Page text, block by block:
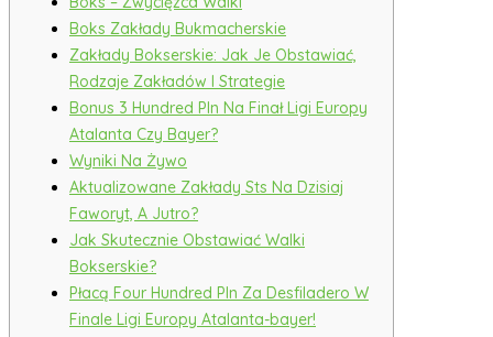
Boks Zakłady Bukmacherskie
Zakłady Bokserskie: Jak Je Obstawiać,
Rodzaje Zakładów I Strategie
Bonus 3 Hundred Pln Na Finał Ligi Europy
Atalanta Czy Bayer?
Wyniki Na Żywo
Aktualizowane Zakłady Sts Na Dzisiaj
Faworyt, A Jutro?
Jak Skutecznie Obstawiać Walki
Bokserskie?
Płacą Four Hundred Pln Za Desfiladero W
Finale Ligi Europy Atalanta-bayer!